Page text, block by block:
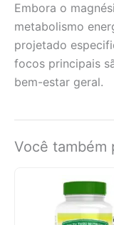
Embora o
metabolismo
projetado
focos principais
bem-estar geral.
Você também